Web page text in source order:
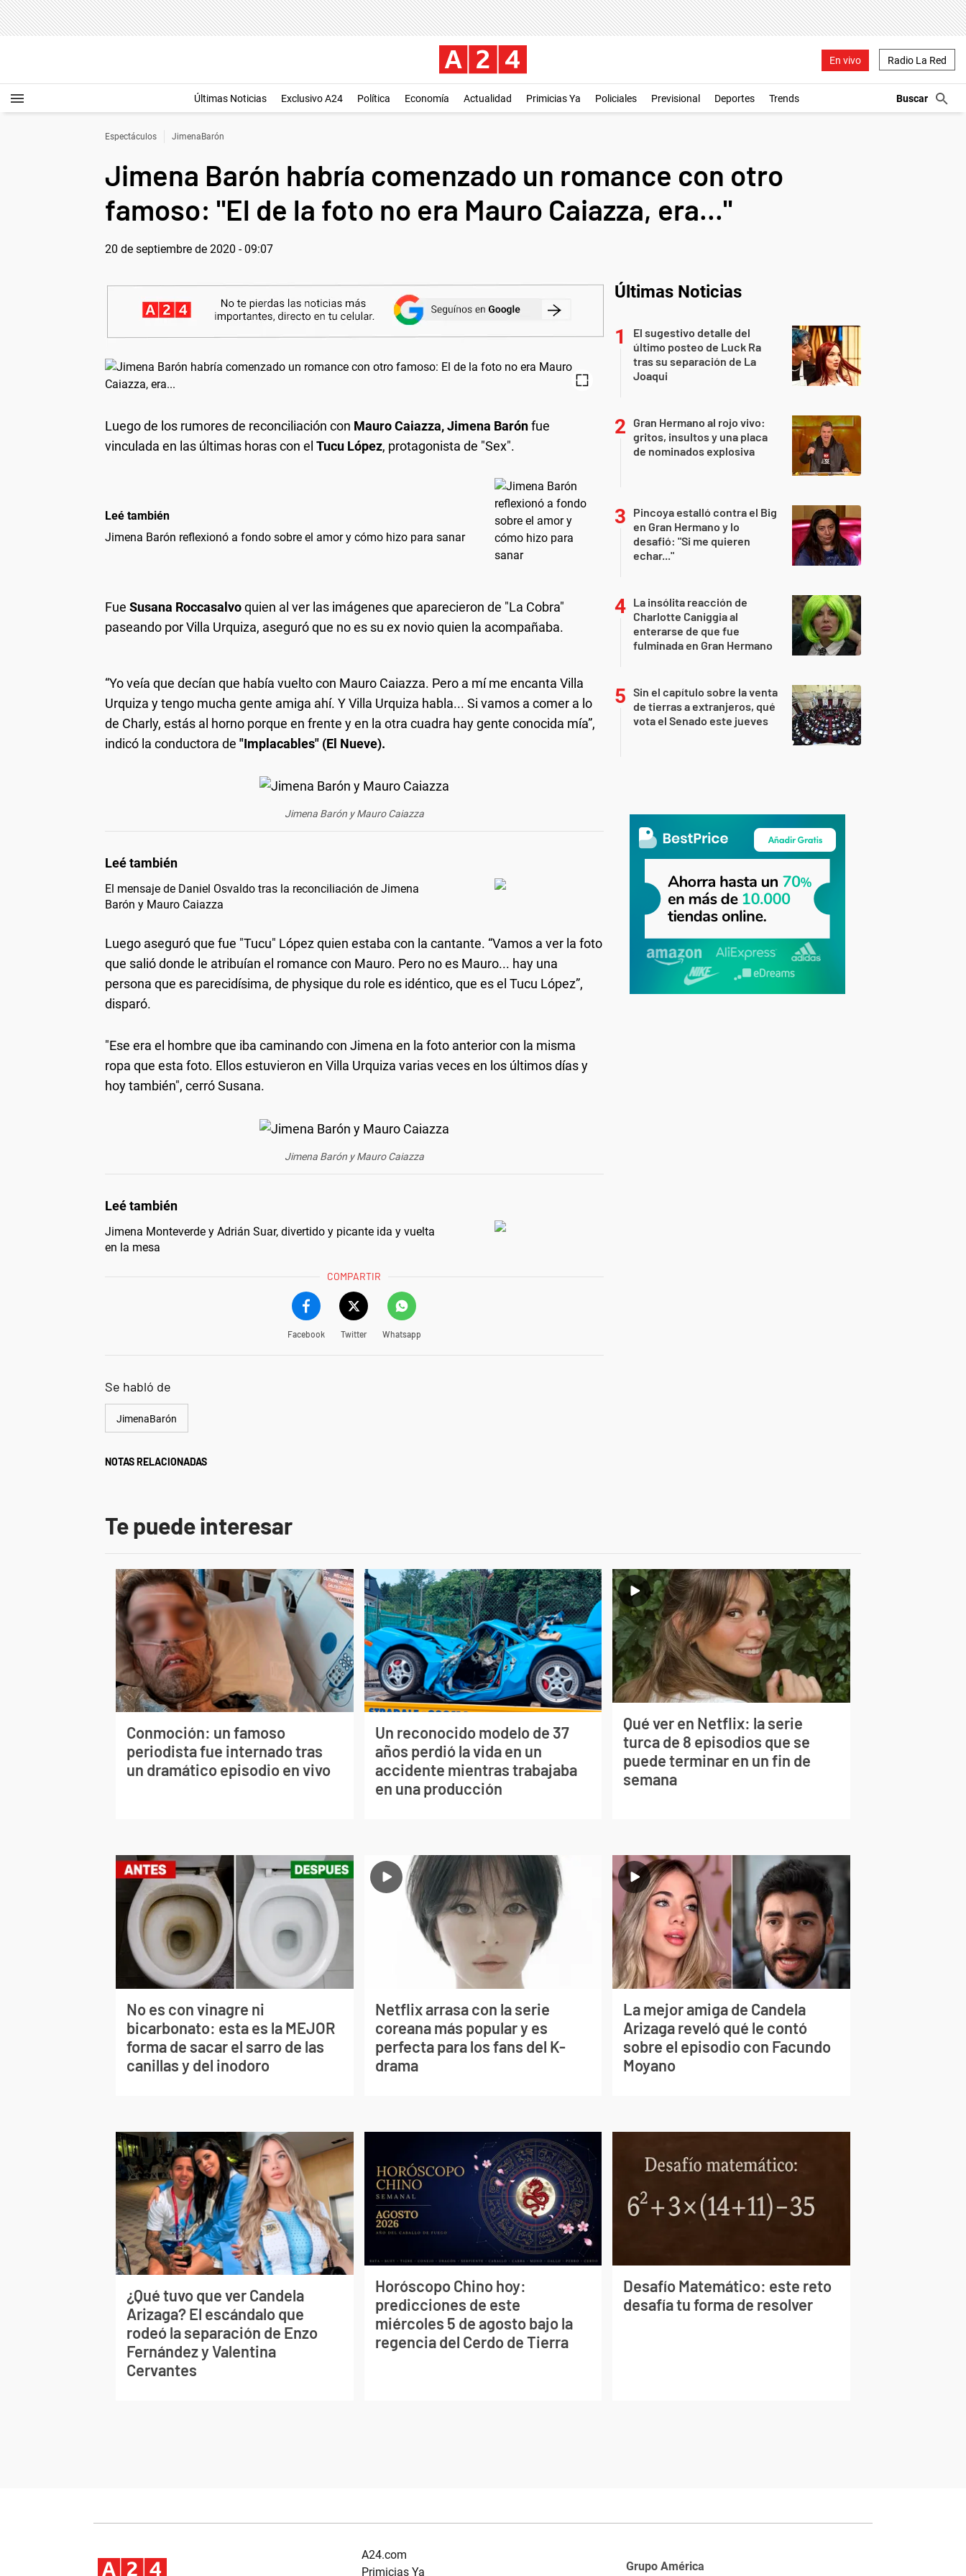
En vivo Radio La Red
Últimas Noticias Exclusivo A24 Política Economía Actualidad Primicias Ya Policiales Previsional Deportes Trends
Espectáculos JimenaBarón
Jimena Barón habría comenzado un romance con otro
famoso: "El de la foto no era Mauro Caiazza, era..."
20 de septiembre de 2020 - 09:07
Luego de los rumores de reconciliación con Mauro Caiazza, Jimena Barónfue
vinculada en las últimas horas con el Tucu López, protagonista de "Sex".
Leé también
Jimena Barón reflexionó a fondo sobre el amor y cómo hizo para sanar
Fue Susana Roccasalvoquien al ver las imágenes que aparecieron de "La Cobra"
paseando por Villa Urquiza, aseguró que no es su ex novio quien la acompañaba.
“Yo veía que decían que había vuelto con Mauro Caiazza. Pero a mí me encanta Villa
Urquiza y tengo mucha gente amiga ahí. Y Villa Urquiza habla... Si vamos a comer a lo
de Charly, estás al horno porque en frente y en la otra cuadra hay gente conocida mía”,
indicó la conductora de "Implacables" (El Nueve).
Jimena Barón y Mauro Caiazza
El mensaje de Daniel Osvaldo tras la reconciliación de Jimena
Barón y Mauro Caiazza
Luego aseguró que fue "Tucu" López quien estaba con la cantante. “Vamos a ver la foto
que salió donde le atribuían el romance con Mauro. Pero no es Mauro... hay una
persona que es parecidísima, de physique du role es idéntico, que es el Tucu López”,
disparó.
"Ese era el hombre que iba caminando con Jimena en la foto anterior con la misma
ropa que esta foto. Ellos estuvieron en Villa Urquiza varias veces en los últimos días y
hoy también", cerró Susana.
Jimena Barón y Mauro Caiazza
Jimena Monteverde y Adrián Suar, divertido y picante ida y vuelta
en la mesa
COMPARTIR
Facebook Twitter Whatsapp
Se habló de
JimenaBarón
NOTAS RELACIONADAS
Últimas Noticias
El sugestivo detalle del
último posteo de Luck Ra
tras su separación de La
Joaqui
Gran Hermano al rojo vivo:
gritos, insultos y una placa
de nominados explosiva
Pincoya estalló contra el Big
en Gran Hermano y lo
desafió: "Si me quieren
echar..."
La insólita reacción de
Charlotte Caniggia al
enterarse de que fue
fulminada en Gran Hermano
Sin el capítulo sobre la venta
de tierras a extranjeros, qué
vota el Senado este jueves
Te puede interesar
Conmoción: un famoso
periodista fue internado tras
un dramático episodio en vivo
Un reconocido modelo de 37
años perdió la vida en un
accidente mientras trabajaba
en una producción
Qué ver en Netflix: la serie
turca de 8 episodios que se
puede terminar en un fin de
semana
No es con vinagre ni
bicarbonato: esta es la MEJOR
forma de sacar el sarro de las
canillas y del inodoro
Netflix arrasa con la serie
coreana más popular y es
perfecta para los fans del K-
drama
La mejor amiga de Candela
Arizaga reveló qué le contó
sobre el episodio con Facundo
Moyano
¿Qué tuvo que ver Candela
Arizaga? El escándalo que
rodeó la separación de Enzo
Fernández y Valentina
Cervantes
Horóscopo Chino hoy:
predicciones de este
miércoles 5 de agosto bajo la
regencia del Cerdo de Tierra
Desafío Matemático: este reto
desafía tu forma de resolver
A24.com
Primicias Ya
Grupo América